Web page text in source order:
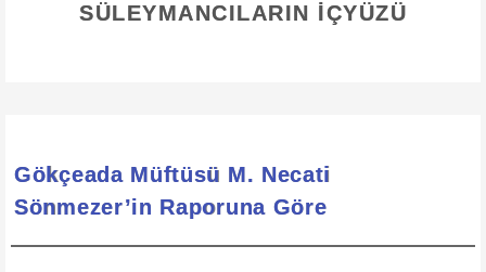
SÜLEYMANCILARIN İÇYÜZÜ
Gökçeada Müftüsü M. Necati
Sönmezer’in Raporuna Göre